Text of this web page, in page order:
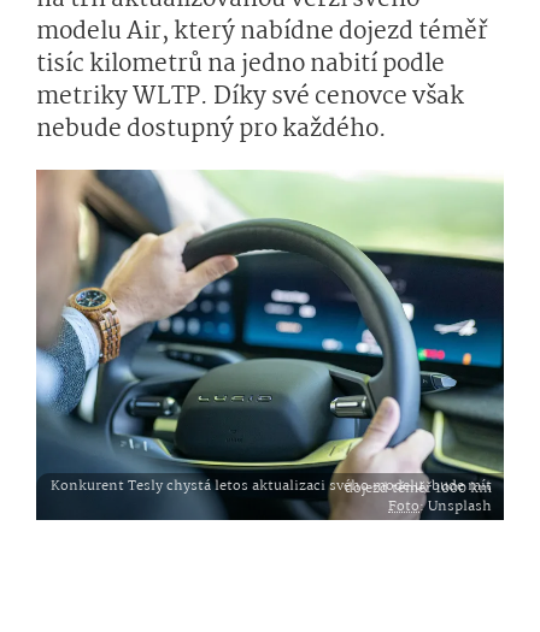
modelu Air, který nabídne dojezd téměř
tisíc kilometrů na jedno nabití podle
metriky WLTP. Díky své cenovce však
nebude dostupný pro každého.
Konkurent Tesly chystá letos aktualizaci svého modelu, bude mít dojezd téměř 1000 km
Foto: Unsplash